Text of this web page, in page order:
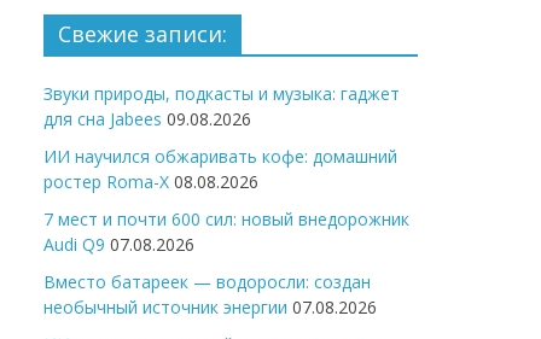
Свежие записи:
Звуки природы, подкасты и музыка: гаджет
для сна Jabees 09.08.2026
ИИ научился обжаривать кофе: домашний
ростер Roma-X 08.08.2026
7 мест и почти 600 сил: новый внедорожник
Audi Q9 07.08.2026
Вместо батареек — водоросли: создан
необычный источник энергии 07.08.2026